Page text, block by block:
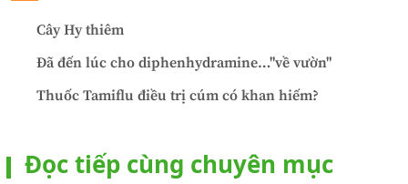
Cây Hy thiêm
Đã đến lúc cho diphenhydramine…"về vườn"
Thuốc Tamiflu điều trị cúm có khan hiếm?
Đọc tiếp cùng chuyên mục